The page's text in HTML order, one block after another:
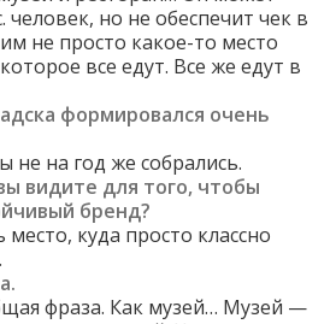
человек, но не обеспечит чек в
не просто какое-то место
все едут. Все же едут в
формировался очень
на год же собрались.
видите для того, чтобы
бренд?
куда просто классно
фраза. Как музей… Музей —